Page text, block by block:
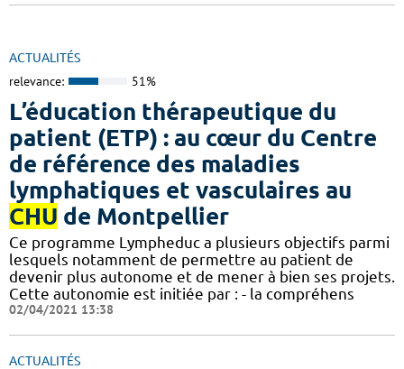
ACTUALITÉS
relevance: 51%
L’éducation thérapeutique du
patient (ETP) : au cœur du Centre
de référence des maladies
lymphatiques et vasculaires au
CHU de Montpellier
Ce programme Lympheduc a plusieurs objectifs parmi
lesquels notamment de permettre au patient de
devenir plus autonome et de mener à bien ses projets.
Cette autonomie est initiée par : - la compréhens
02/04/2021 13:38
ACTUALITÉS